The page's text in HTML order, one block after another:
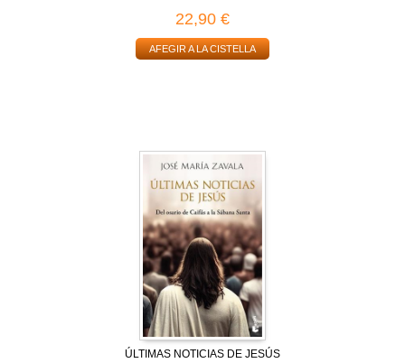
22,90 €
AFEGIR A LA CISTELLA
ÚLTIMAS NOTICIAS DE JESÚS